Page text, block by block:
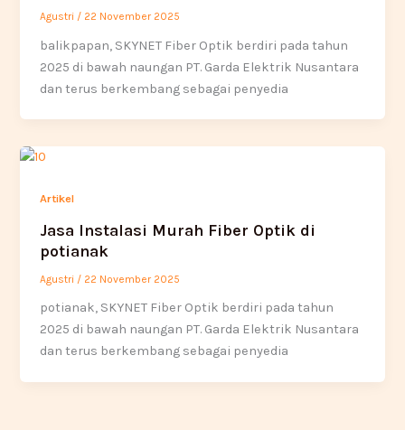
Agustri / 22 November 2025
balikpapan, SKYNET Fiber Optik berdiri pada tahun
2025 di bawah naungan PT. Garda Elektrik Nusantara
dan terus berkembang sebagai penyedia
Artikel
Jasa Instalasi Murah Fiber Optik di
potianak
Agustri / 22 November 2025
potianak, SKYNET Fiber Optik berdiri pada tahun
2025 di bawah naungan PT. Garda Elektrik Nusantara
dan terus berkembang sebagai penyedia